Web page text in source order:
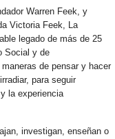
Warren Feek, y
Victoria Feek, La
legado de más de 25
Social y de
de pensar y hacer
para seguir
la experiencia
investigan, enseñan o